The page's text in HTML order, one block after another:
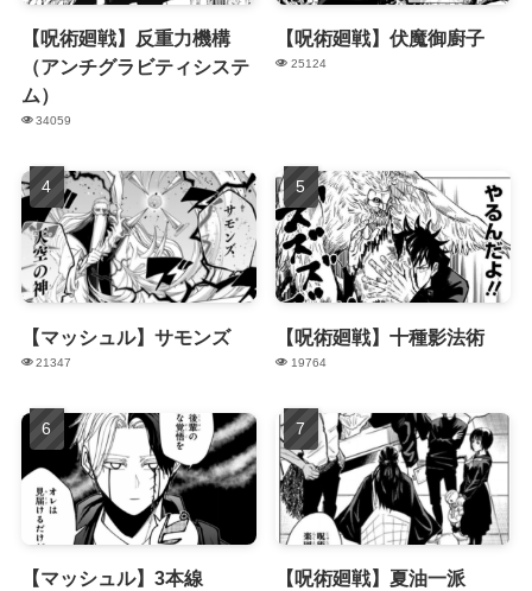
【呪術廻戦】反重力機構
（アンチグラビティシステ
ム）
34059
【呪術廻戦】伏魔御廚子
25124
【マッシュル】サモンズ
21347
【呪術廻戦】十種影法術
19764
【マッシュル】3本線 【呪術廻戦】夏油一派